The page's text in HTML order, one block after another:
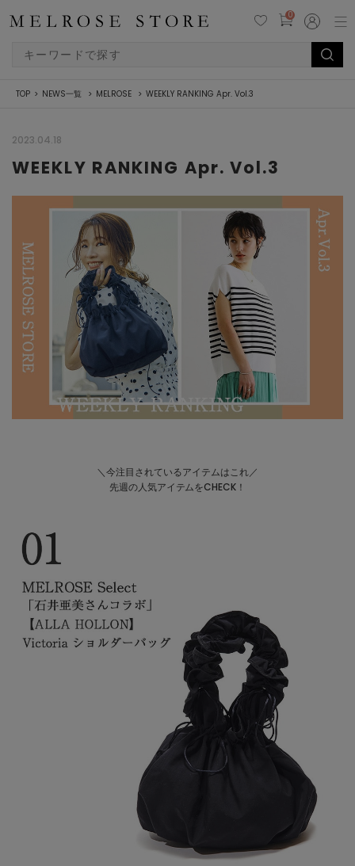
0
TOP NEWS一覧 MELROSE WEEKLY RANKING Apr. Vol.3
2023.04.18
WEEKLY RANKING Apr. Vol.3
＼今注目されているアイテムはこれ／
先週の人気アイテムをCHECK！